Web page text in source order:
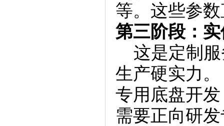
等。这些参
第三阶段：
这是定制服
生产硬实力。
专用底盘开
需要正向研